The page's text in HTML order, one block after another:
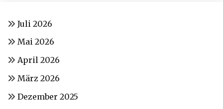
Juli 2026
Mai 2026
April 2026
März 2026
Dezember 2025